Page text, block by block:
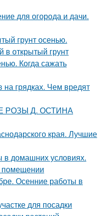
для огорода и дачи.
грунт осенью.
в открытый грунт
Когда сажать
на грядках. Чем вредят
РОЗЫ Д. ОСТИНА
края. Лучшие
в домашних условиях.
Осенние работы в
для посадки